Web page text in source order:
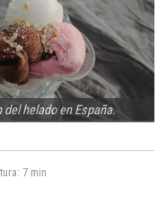
helado en España.
7 min